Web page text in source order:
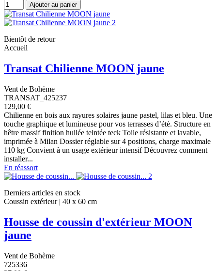
Ajouter au panier
Bientôt de retour
Accueil
Transat Chilienne MOON jaune
Vent de Bohème
TRANSAT_425237
129,00 €
Chilienne en bois aux rayures solaires jaune pastel, lilas et bleu. Une
touche graphique et lumineuse pour vos terrasses d’été. Structure en
hêtre massif finition huilée teintée teck Toile résistante et lavable,
imprimée à Milan Dossier réglable sur 4 positions, charge maximale
110 kg Convient à un usage extérieur intensif Découvrez comment
installer...
En réassort
Derniers articles en stock
Coussin extérieur | 40 x 60 cm
Housse de coussin d'extérieur MOON
jaune
Vent de Bohème
725336